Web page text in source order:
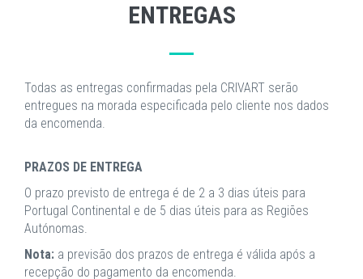
ENTREGAS
Todas as entregas confirmadas pela CRIVART serão
entregues na morada especificada pelo cliente nos dados
da encomenda.
PRAZOS DE ENTREGA
O prazo previsto de entrega é de 2 a 3 dias úteis para
Portugal Continental e de 5 dias úteis para as Regiões
Autónomas.
Nota: a previsão dos prazos de entrega é válida após a
recepção do pagamento da encomenda.